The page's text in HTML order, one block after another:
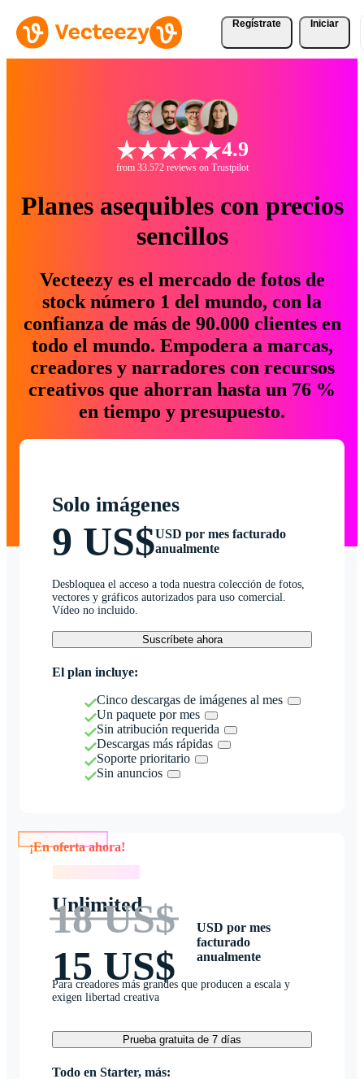
Regístrate Iniciar
4.9
from 33.572 reviews on Trustpilot
Planes asequibles con precios
sencillos
Vecteezy es el mercado de fotos de
stock número 1 del mundo, con la
confianza de más de 90.000 clientes en
todo el mundo. Empodera a marcas,
creadores y narradores con recursos
creativos que ahorran hasta un 76 %
en tiempo y presupuesto.
Solo imágenes
9 US$USD por mes facturado
anualmente
Desbloquea el acceso a toda nuestra colección de fotos,
vectores y gráficos autorizados para uso comercial.
Vídeo no incluido.
Suscríbete ahora
El plan incluye:
Cinco descargas de imágenes al mes
Un paquete por mes
Sin atribución requerida
Descargas más rápidas
Soporte prioritario
Sin anuncios
Unlimited
18 US$
15 US$
USD por mes
facturado
anualmente
Para creadores más grandes que producen a escala y
exigen libertad creativa
Prueba gratuita de 7 días
Todo en Starter, más: